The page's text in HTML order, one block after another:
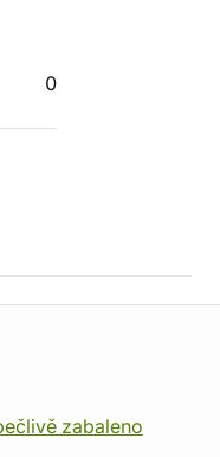
0
zabaleno